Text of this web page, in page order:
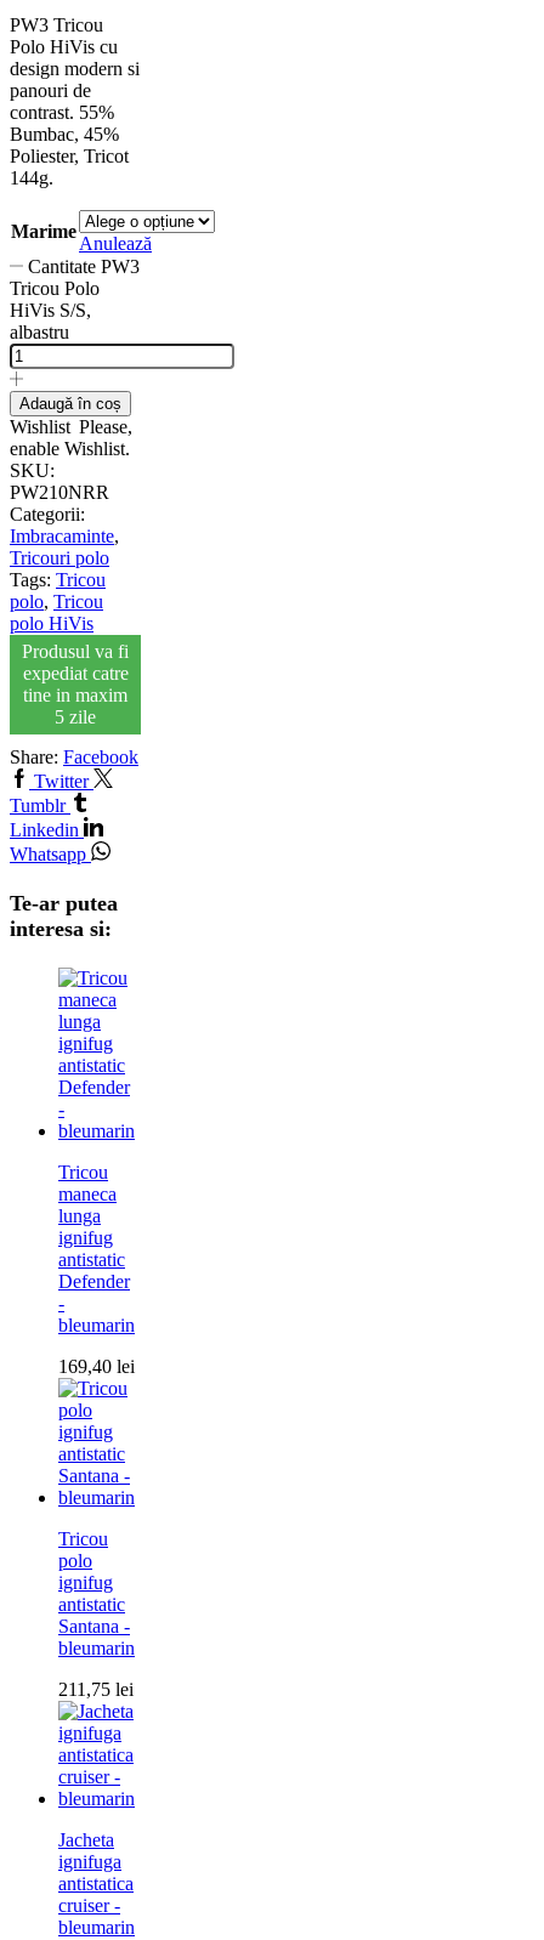
PW3 Tricou
Polo HiVis cu
design modern si
panouri de
contrast. 55%
Bumbac, 45%
Poliester, Tricot
144g.
Marime
Anulează
Cantitate PW3
Tricou Polo
HiVis S/S,
albastru
Adaugă în coș
Wishlist Please,
enable Wishlist.
SKU:
PW210NRR
Categorii:
Imbracaminte,
Tricouri polo
Tags: Tricou
polo, Tricou
polo HiVis
Produsul va fi
expediat catre
tine in maxim
5 zile
Share: Facebook
Twitter
Tumblr
Linkedin
Whatsapp
Te-ar putea
interesa si:
Tricou
maneca
lunga
ignifug
antistatic
Defender
-
bleumarin
169,40 lei
Tricou
polo
ignifug
antistatic
Santana -
bleumarin
211,75 lei
Jacheta
ignifuga
antistatica
cruiser -
bleumarin